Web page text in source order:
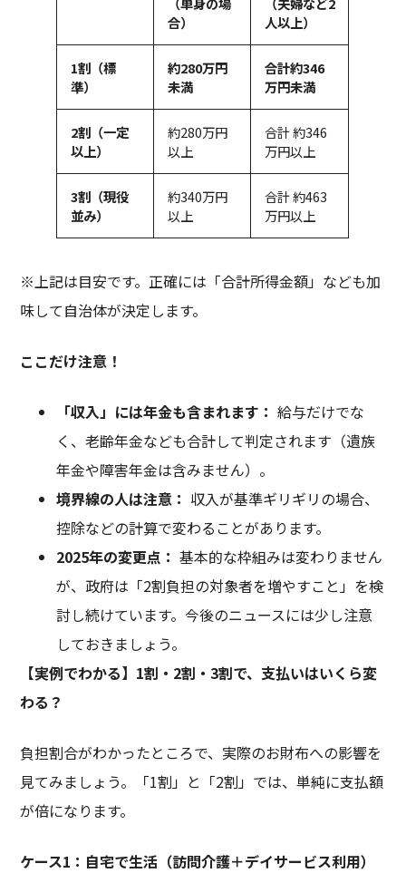
合）
人以上）
1割（標
準）
約280万円
未満
合計約346
万円未満
2割（一定
以上）
約280万円
以上
合計 約346
万円以上
3割（現役
並み）
約340万円
以上
合計 約463
万円以上
※上記は目安です。正確には「合計所得金額」なども加
味して自治体が決定します。
ここだけ注意！
「収入」には年金も含まれます： 給与だけでな
く、老齢年金なども合計して判定されます（遺族
年金や障害年金は含みません）。
境界線の人は注意： 収入が基準ギリギリの場合、
控除などの計算で変わることがあります。
2025年の変更点： 基本的な枠組みは変わりません
が、政府は「2割負担の対象者を増やすこと」を検
討し続けています。今後のニュースには少し注意
しておきましょう。
【実例でわかる】 1割・ 2割・3割で、支払いはいくら変
わる？
負担割合がわかったところで、実際のお財布への影響を
見てみましょう。「1割」と「2割」では、単純に支払額
が倍になります。
ケース1 ：自宅で生活（訪問介護＋デイサービス利用）